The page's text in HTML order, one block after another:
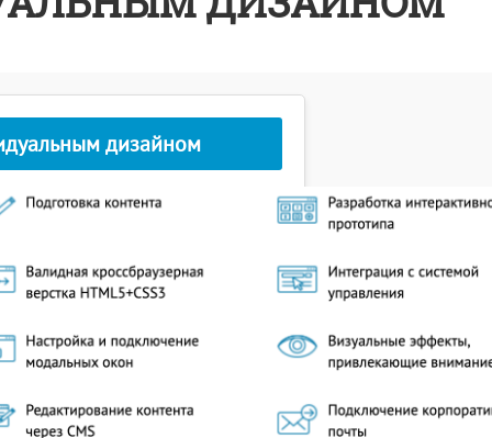
дизайном